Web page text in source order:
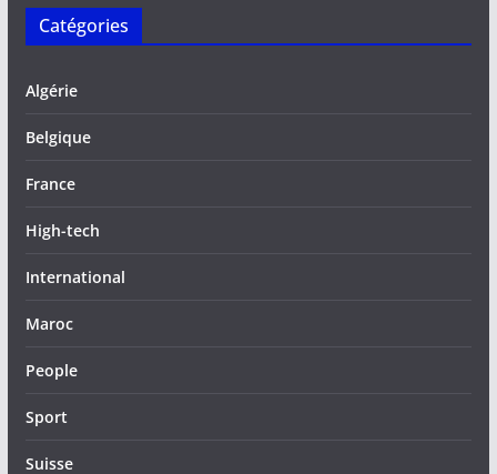
Catégories
Algérie
Belgique
France
High-tech
International
Maroc
People
Sport
Suisse